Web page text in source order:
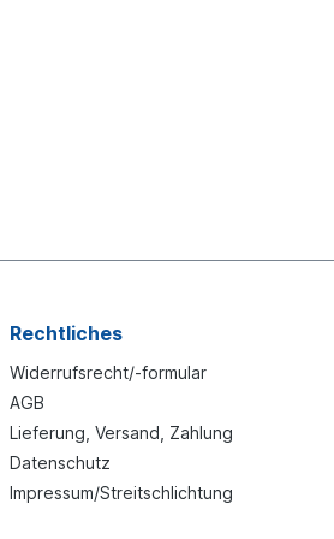
Rechtliches
Widerrufsrecht/-formular
AGB
Lieferung, Versand, Zahlung
Datenschutz
Impressum/Streitschlichtung